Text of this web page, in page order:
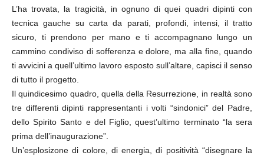
L’ha trovata, la tragicità, in ognuno di quei quadri dipinti con
tecnica gauche su carta da parati, profondi, intensi, il tratto
sicuro, ti prendono per mano e ti accompagnano lungo un
cammino condiviso di sofferenza e dolore, ma alla fine, quando
ti avvicini a quell’ultimo lavoro esposto sull’altare, capisci il senso
di tutto il progetto.
Il quindicesimo quadro, quella della Resurrezione, in realtà sono
tre differenti dipinti rappresentanti i volti “sindonici” del Padre,
dello Spirito Santo e del Figlio, quest’ultimo terminato “la sera
prima dell’inaugurazione”.
Un’esplosizone di colore, di energia, di positività “disegnare la